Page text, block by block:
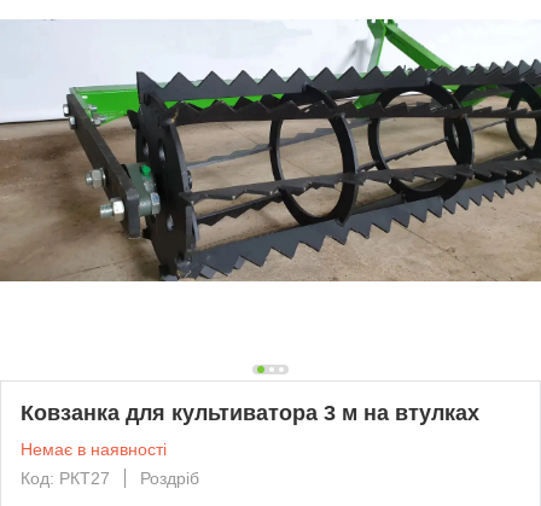
Ковзанка для культиватора 3 м на втулках
Немає в наявності
Код: РКТ27
Роздріб